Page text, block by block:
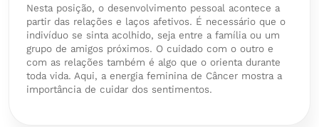
Nesta posição, o desenvolvimento pessoal acontece a
partir das relações e laços afetivos. É necessário que o
indivíduo se sinta acolhido, seja entre a família ou um
grupo de amigos próximos. O cuidado com o outro e
com as relações também é algo que o orienta durante
toda vida. Aqui, a energia feminina de Câncer mostra a
importância de cuidar dos sentimentos.